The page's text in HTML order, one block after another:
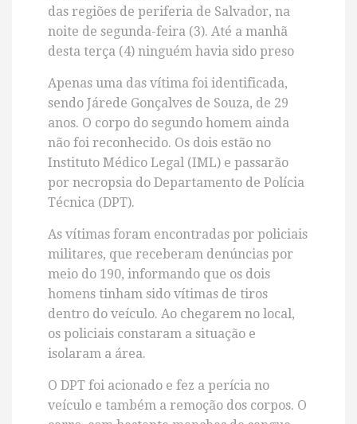
das regiões de periferia de Salvador, na
noite de segunda-feira (3). Até a manhã
desta terça (4) ninguém havia sido preso
Apenas uma das vítima foi identificada,
sendo Járede Gonçalves de Souza, de 29
anos. O corpo do segundo homem ainda
não foi reconhecido. Os dois estão no
Instituto Médico Legal (IML) e passarão
por necropsia do Departamento de Polícia
Técnica (DPT).
As vítimas foram encontradas por policiais
militares, que receberam denúncias por
meio do 190, informando que os dois
homens tinham sido vítimas de tiros
dentro do veículo. Ao chegarem no local,
os policiais constaram a situação e
isolaram a área.
O DPT foi acionado e fez a perícia no
veículo e também a remoção dos corpos. O